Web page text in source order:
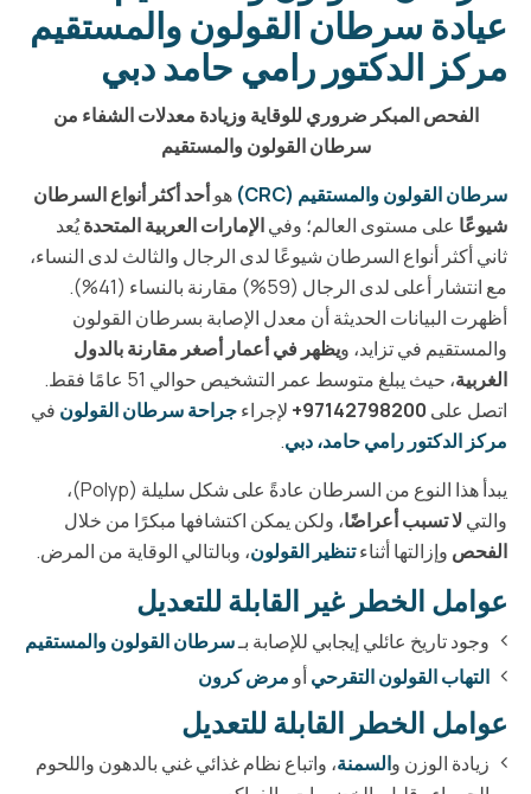
عيادة سرطان القولون والمستقيم
مركز الدكتور رامي حامد دبي
الفحص المبكر ضروري للوقاية وزيادة معدلات الشفاء من
سرطان القولون والمستقيم
سرطان القولون والمستقيم (CRC)
هوأحد أكثر أنواع السرطان
شيوعًا على مستوى العالم؛ وفيالإمارات العربية المتحدةيُعد
ثاني أكثر أنواع السرطان شيوعًا لدى الرجال والثالث لدى النساء،
مع انتشار أعلى لدى الرجال (59%) مقارنة بالنساء (41%).
أظهرت البيانات الحديثة أن معدل الإصابة بسرطان القولون
والمستقيم في تزايد، ويظهر في أعمار أصغر مقارنة بالدول
الغربية
، حيث يبلغ متوسط عمر التشخيص حوالي 51 عامًا فقط.
اتصل على 97142798200+ لإجراءجراحة سرطان القولون في
مركز الدكتور رامي حامد، دبي.
يبدأ هذا النوع من السرطان عادةً على شكل سليلة (Polyp)،
والتيلا تسبب أعراضًا، ولكن يمكن اكتشافها مبكرًا من خلال
الفحص وإزالتها أثناءتنظير القولون، وبالتالي الوقاية من المرض.
عوامل الخطر غير القابلة للتعديل
وجود تاريخ عائلي إيجابي للإصابة بـسرطان القولون والمستقيم
التهاب القولون التقرحيأو مرض كرون
عوامل الخطر القابلة للتعديل
زيادة الوزن والسمنة، واتباع نظام غذائي غني بالدهون واللحوم